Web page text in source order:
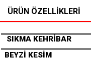
ÜRÜN ÖZELLIKLERI
SIKMA KEHRİBAR
BEYZİ KESİM